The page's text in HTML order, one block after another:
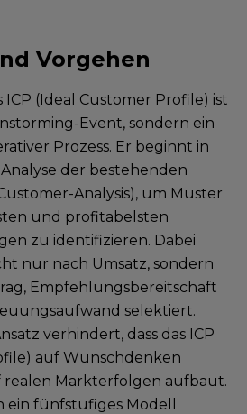
Vorgehen
ICP (Ideal Customer Profile) ist
Event, sondern ein
Prozess. Er beginnt in
der bestehenden
Analysis), um Muster
und profitabelsten
zu identifizieren. Dabei
nur nach Umsatz, sondern
Empfehlungsbereitschaft
selektiert.
verhindert, dass das ICP
auf Wunschdenken
realen Markterfolgen aufbaut.
ein fünfstufiges Modell